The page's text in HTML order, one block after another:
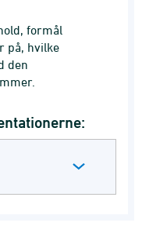
formål
på, hvilke
den